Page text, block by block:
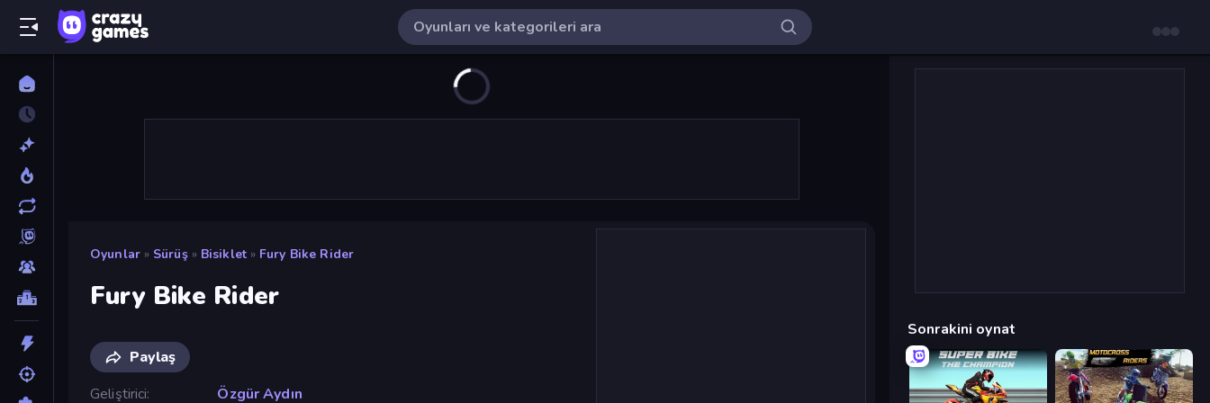
Oyunlar » Sürüş » Bisiklet » Fury Bike Rider
Fury Bike Rider
Paylaş
Geliştirici
Özgür Aydın
Sonrakini oynat